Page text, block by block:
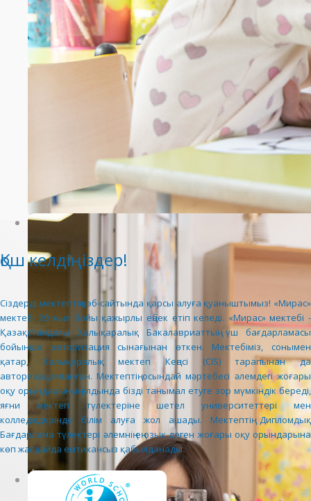
Қош келдіңіздер!
Сіздерді мектептің вэб-сайтында қарсы алуға қуаныштымыз! «Мирас»
мектебі 20 жыл бойы қажырлы еңбек етіп келеді. «Мирас» мектебі -
Қазақстандағы Халықаралық Бакалавриаттың үш бағдарламасы
бойынша авторизация сынағынан өткен. Мектебіміз, сонымен
қатар, Халықаралық мектеп Кеңесі (CIS) тарапынан да
авторизацияланған. Мектептің осындай мәртебесі әлемдегі жоғары
оқу орындарының алдында бізді танымал етуге зор мүмкіндік береді,
яғни мектеп түлектеріне шетел университеттері мен
колледждерінде білім алуға жол ашады. Мектептің Дипломдық
Бағдарлама түлектері әлемнің ең озық деген жоғары оқу орындарына
көп жағдайда емтихансыз қабылданады.